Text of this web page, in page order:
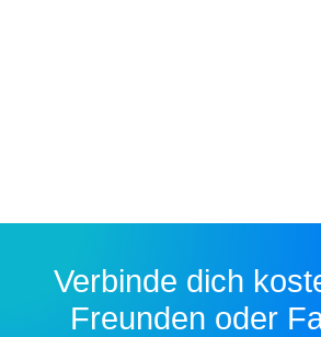
Verbinde dich
Freunden oder